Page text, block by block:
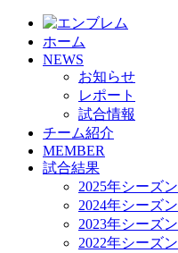
ホーム
NEWS
お知らせ
レポート
試合情報
チーム紹介
MEMBER
試合結果
2025年シーズン
2024年シーズン
2023年シーズン
2022年シーズン
HOME
チーム紹介
選手・スタッフ紹介